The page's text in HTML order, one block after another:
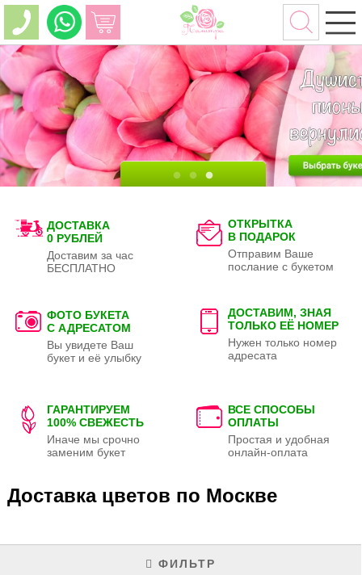
ДОСТАВКА
0 РУБЛЕЙ
Доставим за час
БЕСПЛАТНО
ОТКРЫТКА
В ПОДАРОК
Отправим Ваше
послание с букетом
ФОТО БУКЕТА
С АДРЕСАТОМ
Вы увидете Ваш
букет и её улыбку
ДОСТАВИМ, ЗНАЯ
ТОЛЬКО ЕЁ НОМЕР
Нужен только номер
адресата
ГАРАНТИРУЕМ
100% СВЕЖЕСТЬ
Иначе мы срочно
заменим букет
ВСЕ СПОСОБЫ
ОПЛАТЫ
Простая и удобная
онлайн-оплата
Доставка цветов по Москве
ФИЛЬТР